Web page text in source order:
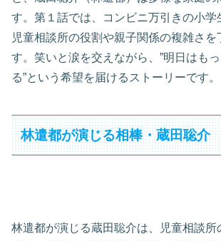
す。第１話では、コンビニ万引きの小学
児童相談所の役割や親子関係の複雑さを
す。笑いと涙を交えながら、”明日はも
る”という希望を届けるストーリーです。
林遣都が演じる相棒・蔵田聡介
林遣都が演じる蔵田聡介は、児童相談所